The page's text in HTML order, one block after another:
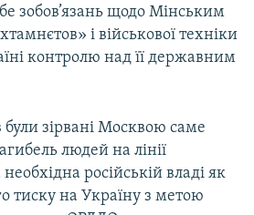
зобов’язань щодо Мінським
і військової техніки
контролю над її державним
були зірвані Москвою саме
людей на лінії
російській владі як
тиску на Україну з метою